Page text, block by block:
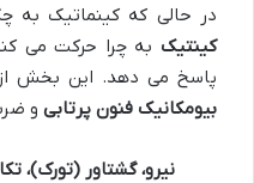
در حالی که کینماتیک به
کینتیک به چرا حرکت می
پاسخ می دهد. این بخش از
بیومکانیک فنون پرتابی و
نیرو، گشتاور (تورک)،